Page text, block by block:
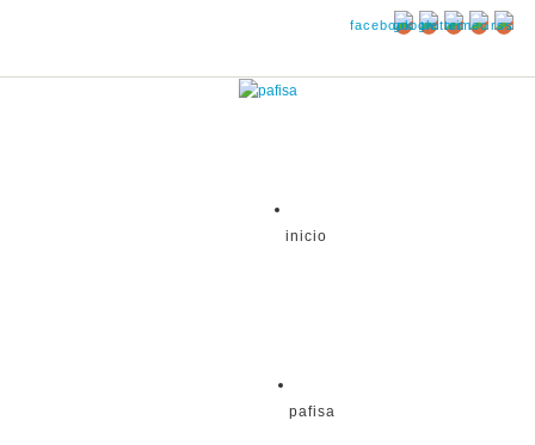
inicio
pafisa